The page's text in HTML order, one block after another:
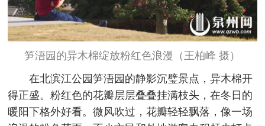
笋浯园的异木棉绽放粉红色浪漫（王柏峰 摄）
在北滨江公园笋浯园的静影沉璧景点，异木棉开
得正盛。粉红色的花瓣层层叠叠挂满枝头，在冬日的
暖阳下格外好看。微风吹过，花瓣轻轻飘落，像一场